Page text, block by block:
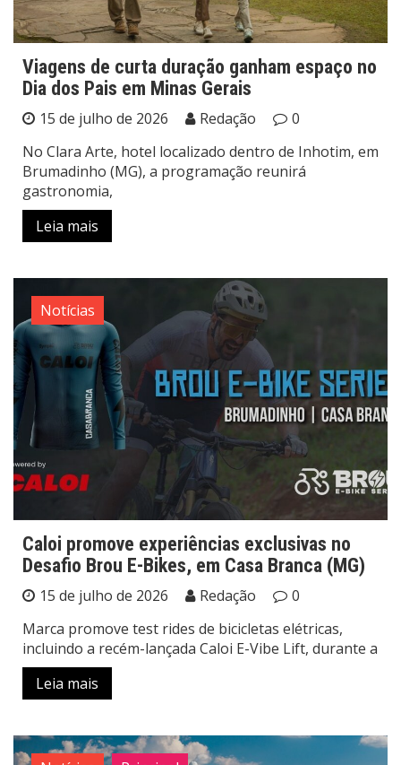
Viagens de curta duração ganham espaço no
Dia dos Pais em Minas Gerais
15 de julho de 2026 Redação
0
No Clara Arte, hotel localizado dentro de Inhotim, em
Brumadinho (MG), a programação reunirá
gastronomia,
Leia mais
Notícias
Caloi promove experiências exclusivas no
Desafio Brou E-Bikes, em Casa Branca (MG)
15 de julho de 2026 Redação
0
Marca promove test rides de bicicletas elétricas,
incluindo a recém-lançada Caloi E-Vibe Lift, durante a
Leia mais